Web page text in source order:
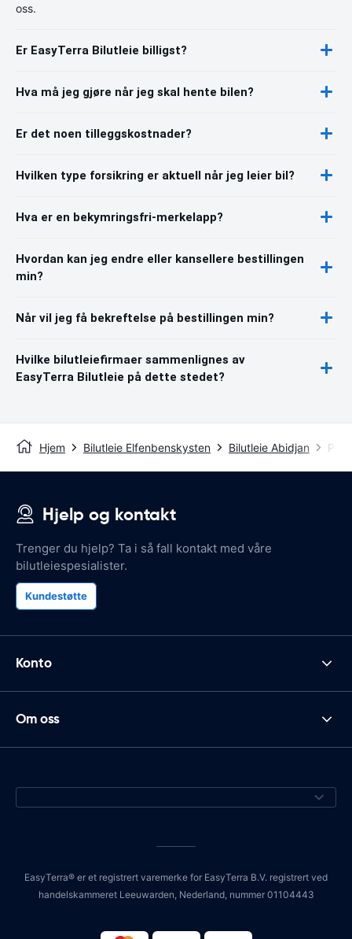
oss.
Er EasyTerra Bilutleie billigst?
Hva må jeg gjøre når jeg skal hente bilen?
Er det noen tilleggskostnader?
Hvilken type forsikring er aktuell når jeg leier bil?
Hva er en bekymringsfri-merkelapp?
Hvordan kan jeg endre eller kansellere bestillingen
min?
Når vil jeg få bekreftelse på bestillingen min?
Hvilke bilutleiefirmaer sammenlignes av
EasyTerra Bilutleie på dette stedet?
Hjem Bilutleie Elfenbenskysten Bilutleie Abidjan
Hjelp og kontakt
Trenger du hjelp? Ta i så fall kontakt med våre
bilutleiespesialister.
Kundestøtte
Konto
Om oss
EasyTerra® er et registrert varemerke for EasyTerra B.V. registrert ved
handelskammeret Leeuwarden, Nederland, nummer 01104443